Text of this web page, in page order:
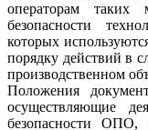
операторам таких
безопасности
которых
порядку действий в
производственном
Положения
осуществляющие
безопасности ОПО,